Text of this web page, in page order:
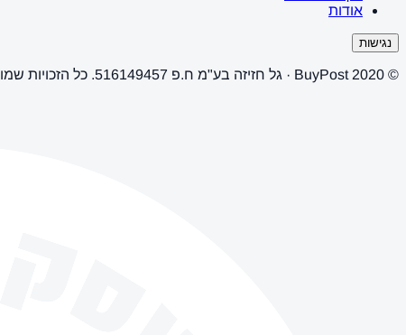
אודות
נגישות
© 2020 BuyPost · גל חזיזה בע"מ ח.פ 516149457. כל הזכויות שמורות.